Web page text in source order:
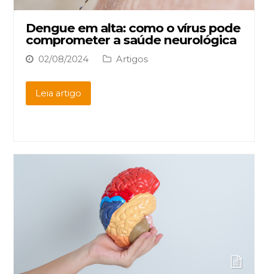
Dengue em alta: como o vírus pode
comprometer a saúde neurológica
02/08/2024 Artigos
Leia artigo